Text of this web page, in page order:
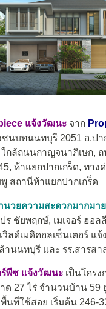
แจ้งวัฒนะ จาก
นบทนนทบุรี 2051 อ.ปา
กล้ถนนกาญจนาภิเษก,
ห้าแยกปากเกร็ด, ทาง
สถานีห้าแยกปากเกร็ด
นวยความสะดวกมากมาย
ชัยพฤกษ์, เมเจอร์ ฮอล
วิลด์เมดิคอลเซ็นเตอร์ แ
านนทบุรี และ รร.สารส
ร์พีซ แจ้งวัฒนะ เป็นโคร
ด 27 ไร่ จำนวนบ้าน 59
นที่ใช้สอย เริ่มต้น 246-